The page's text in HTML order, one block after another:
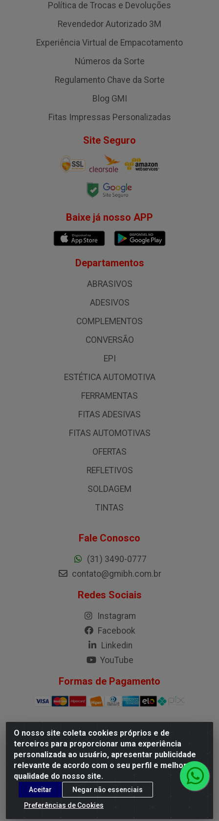
O nosso site coleta cookies próprios e de
terceiros para proporcionar uma experiência
personalizada ao usuário, apresentar publicidade
relevante de acordo com o seu perfil e melhorar a
qualidade do nosso site.
Aceitar
Negar não essenciais
Preferências de Cookies
Política de Trocas e Devoluções
Revendedor Autorizado 3M
Experiência Virtual de Empacotamento
Números da Sorte
Regulamento Chave da Sorte
Blog GMI
Fitas Impressas Personalizadas
Site Seguro
Baixe já nosso APP
Departamentos
ABRASIVOS
ADESIVOS
COMPLEMENTOS
CONVERSÃO
EPI
ESTÉTICA AUTOMOTIVA
FERRAMENTAS
FITAS ADESIVAS
FITAS AUTOMOTIVAS
OFERTAS
REFLETIVOS
SOLDAGEM
TINTAS
Fale Conosco
(31) 3490-0777
contato@gmibh.com.br
Redes Sociais
Instagram
Facebook
Linkedin
YouTube
Formas de Pagamento
G.M.I. Distribuidora LTDA - Rua Conselheiro Pena, 50 - Santa
Branca, Belo Horizonte/MG - CEP 31.710-150 - CNPJ
04.098.359/0001-02